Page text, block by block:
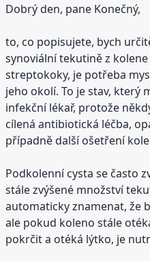
Dobrý den, pane Konečný,
to, co popisujete, bych
synoviální tekutině z
streptokoky, je potřeba
jeho okolí. To je stav, který
infekční lékař, protože
cílená antibiotická léčba,
případně další ošetření
Podkolenní cysta se často
stále zvýšené množství
automaticky znamenat, že
ale pokud koleno stále
pokrčit a otéká lýtko, je